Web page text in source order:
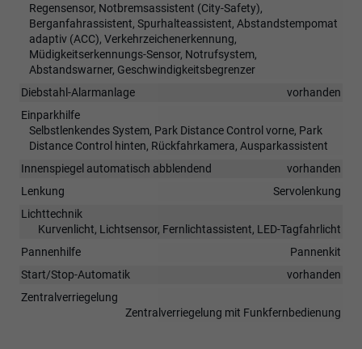
Regensensor, Notbremsassistent (City-Safety),
Berganfahrassistent, Spurhalteassistent, Abstandstempomat
adaptiv (ACC), Verkehrzeichenerkennung,
Müdigkeitserkennungs-Sensor, Notrufsystem,
Abstandswarner, Geschwindigkeitsbegrenzer
Diebstahl-Alarmanlage
vorhanden
Einparkhilfe
Selbstlenkendes System, Park Distance Control vorne, Park
Distance Control hinten, Rückfahrkamera, Ausparkassistent
Innenspiegel automatisch abblendend
vorhanden
Lenkung
Servolenkung
Lichttechnik
Kurvenlicht, Lichtsensor, Fernlichtassistent, LED-Tagfahrlicht
Pannenhilfe
Pannenkit
Start/Stop-Automatik
vorhanden
Zentralverriegelung
Zentralverriegelung mit Funkfernbedienung